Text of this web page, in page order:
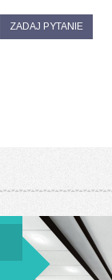
ZADAJ PYTANIE